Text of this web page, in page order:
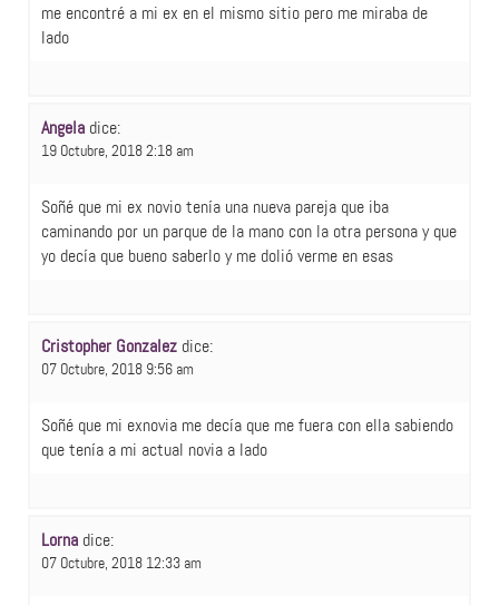
me encontré a mi ex en el mismo sitio pero me miraba de
lado
Angela dice:
19 Octubre, 2018 2:18 am
Soñé que mi ex novio tenía una nueva pareja que iba
caminando por un parque de la mano con la otra persona y que
yo decía que bueno saberlo y me dolió verme en esas
Cristopher Gonzalez dice:
07 Octubre, 2018 9:56 am
Soñé que mi exnovia me decía que me fuera con ella sabiendo
que tenía a mi actual novia a lado
Lorna dice:
07 Octubre, 2018 12:33 am